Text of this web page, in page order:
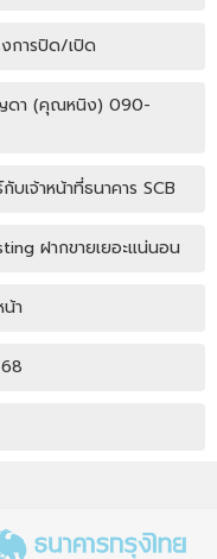
การปิด/เปิด
ดา (คุณหนิง) 090-
เจ้าหน้าที่ธนาคาร SCB
ฝากขายเยอะแน่นอน
า
ย #โค้ชโบว์